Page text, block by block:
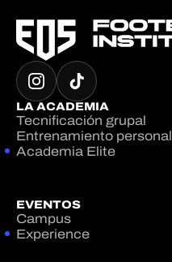
LA ACADEMIA
Tecnificación grupal
Entrenamiento personal
Academia Elite
EVENTOS
Campus
Experience